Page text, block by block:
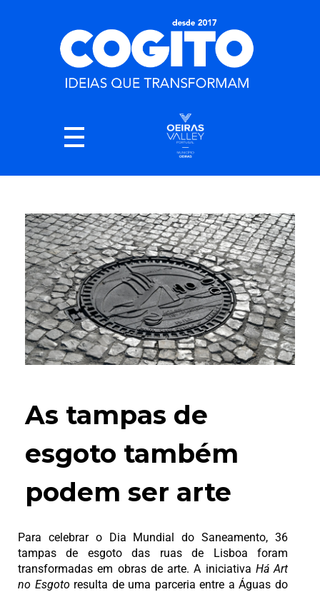
As tampas de
esgoto também
podem ser arte
Para celebrar o Dia Mundial do Saneamento, 36
tampas de esgoto das ruas de Lisboa foram
transformadas em obras de arte. A iniciativa Há Art
no Esgoto resulta de uma parceria entre a Águas do